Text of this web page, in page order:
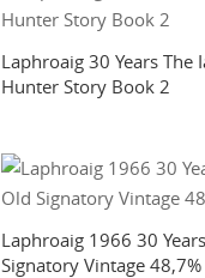
Laphroaig 30 Years The
Hunter Story Book 2
Laphroaig 1966 30
Signatory Vintage 48,7%